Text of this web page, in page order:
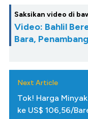
Saksikan video di
Video: Bahlil
Bara,
Next Article
Tok! Harga
ke US$ 106,56/